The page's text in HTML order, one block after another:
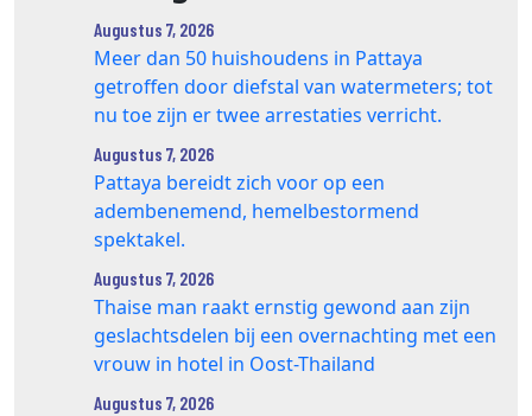
Augustus 7, 2026
Meer dan 50 huishoudens in Pattaya
getroffen door diefstal van watermeters; tot
nu toe zijn er twee arrestaties verricht.
Augustus 7, 2026
Pattaya bereidt zich voor op een
adembenemend, hemelbestormend
spektakel.
Augustus 7, 2026
Thaise man raakt ernstig gewond aan zijn
geslachtsdelen bij een overnachting met een
vrouw in hotel in Oost-Thailand
Augustus 7, 2026